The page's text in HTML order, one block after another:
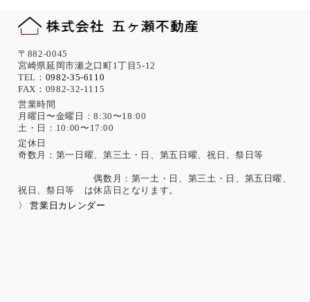
〒882-0045
宮崎県延岡市瀬之口町1丁目5-12
TEL： 0982-35-6110
FAX：0982-32-1115
営業時間
月曜日〜金曜日：8:30〜18:00
土・日：10:00〜17:00
定休日
奇数月：第一日曜、第三土・日、第五日曜、祝日、祭日等
偶数月：第一土・日、第三土・日、第五日曜、
祝日、祭日等 は休店日となります。
〉 営業日カレンダー